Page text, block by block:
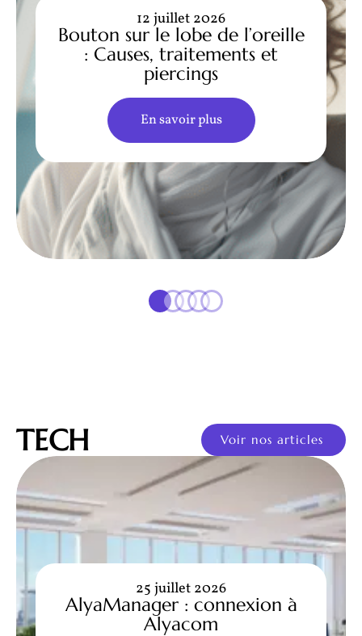
Bouton sur le lobe de l’oreille
: Causes, traitements et
piercings
12 juillet 2026
En savoir plus
TECH Voir nos articles
AlyaManager : connexion à
Alyacom
25 juillet 2026